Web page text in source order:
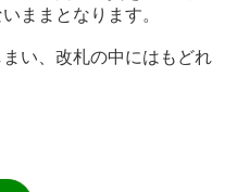
ままとなります。
い、改札の中にはもどれ